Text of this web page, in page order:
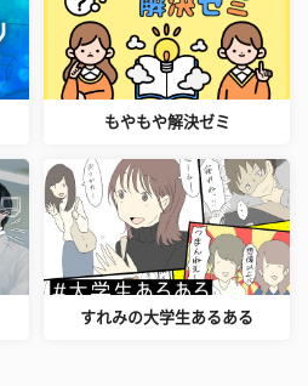
もやもや解決ゼミ
すれみの大学生あるある